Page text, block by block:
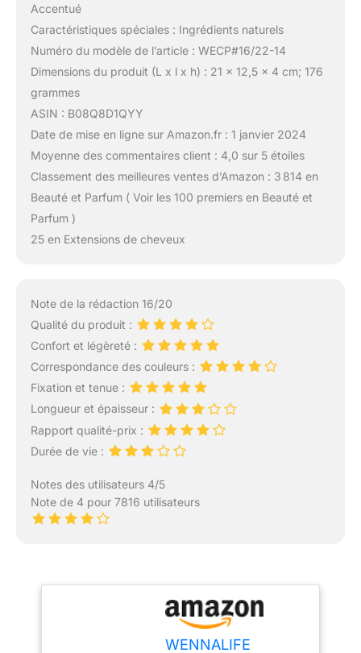
Accentué
Caractéristiques spéciales : Ingrédients naturels
Numéro du modèle de l’article : WECP#16/22-14
Dimensions du produit (L x l x h) : 21 x 12,5 x 4 cm; 176
grammes
ASIN : B08Q8D1QYY
Date de mise en ligne sur Amazon.fr : 1 janvier 2024
Moyenne des commentaires client : 4,0 sur 5 étoiles
Classement des meilleures ventes d’Amazon : 3 814 en
Beauté et Parfum ( Voir les 100 premiers en Beauté et
Parfum )
25 en Extensions de cheveux
Note de la rédaction 16/20
Qualité du produit :
Confort et légèreté :
Correspondance des couleurs :
Fixation et tenue :
Longueur et épaisseur :
Rapport qualité-prix :
Durée de vie :
Notes des utilisateurs 4/5
Note de 4 pour 7816 utilisateurs
WENNALIFE